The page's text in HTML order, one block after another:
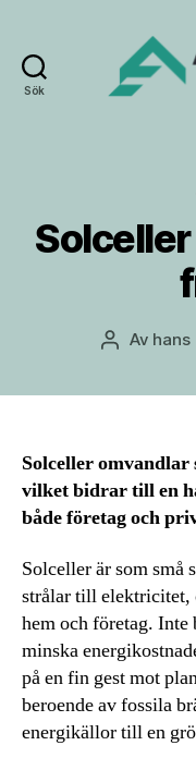
Sök
Av hans
Solceller
vilket bidrar till en
både företag och
Solceller är som små
strålar till elektricitet,
hem och företag. Inte
minska
på en fin gest mot
beroende av fossila
energikällor till en